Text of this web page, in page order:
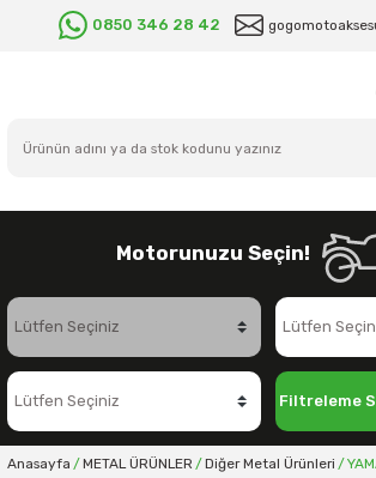
0850 346 28 42
Motorunuzu Seçin!
Filtreleme
Anasayfa METAL ÜRÜNLER Diğer Metal Ürünleri